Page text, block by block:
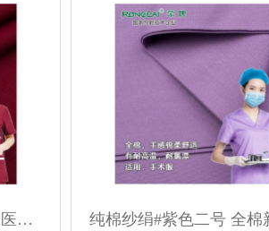
纯棉纱绢#枣红色 全棉新款医用面料平纹医用手术服面料